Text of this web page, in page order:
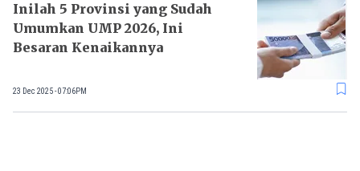
Inilah 5 Provinsi yang Sudah
Umumkan UMP 2026, Ini
Besaran Kenaikannya
23 Dec 2025 - 07:06PM